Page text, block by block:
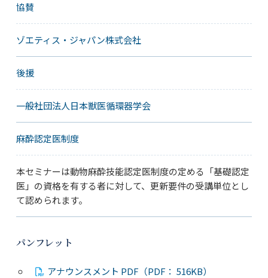
協賛
ゾエティス・ジャパン株式会社
後援
一般社団法人日本獣医循環器学会
麻酔認定医制度
本セミナーは動物麻酔技能認定医制度の定める「基礎認定
医」の資格を有する者に対して、更新要件の受講単位とし
て認められます。
パンフレット
アナウンスメント PDF（PDF： 516KB）